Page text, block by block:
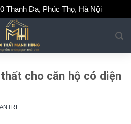
Thanh Đa, Phúc Thọ, Hà Nội
cho căn hộ có diện